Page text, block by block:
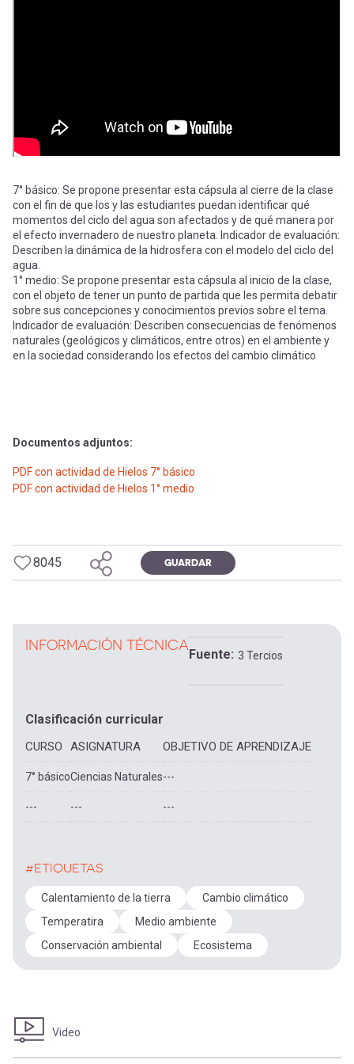
entrar
a
mi
cuenta
7° básico: Se propone presentar esta cápsula al cierre de la clase
con el fin de que los y las estudiantes puedan identificar qué
momentos del ciclo del agua son afectados y de qué manera por
el efecto invernadero de nuestro planeta. Indicador de evaluación:
Describen la dinámica de la hidrosfera con el modelo del ciclo del
agua.
1° medio: Se propone presentar esta cápsula al inicio de la clase,
con el objeto de tener un punto de partida que les permita debatir
sobre sus concepciones y conocimientos previos sobre el tema.
Indicador de evaluación: Describen consecuencias de fenómenos
naturales (geológicos y climáticos, entre otros) en el ambiente y
en la sociedad considerando los efectos del cambio climático
Documentos adjuntos:
PDF con actividad de Hielos 7° básico
PDF con actividad de Hielos 1° medio
8045 GUARDAR
INFORMACIÓN TÉCNICA
Fuente 3 Tercios
Clasificación curricular
CURSO ASIGNATURA OBJETIVO DE APRENDIZAJE
7° básicoCiencias Naturales---
--- --- ---
#ETIQUETAS
Calentamiento de la tierra
Cambio climático
Temperatira
Medio ambiente
Conservación ambiental
Ecosistema
Video